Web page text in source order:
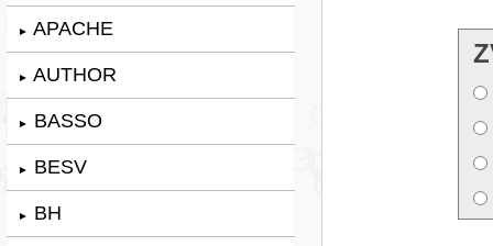
► APACHE
► AUTHOR
► BASSO
► BESV
► BH